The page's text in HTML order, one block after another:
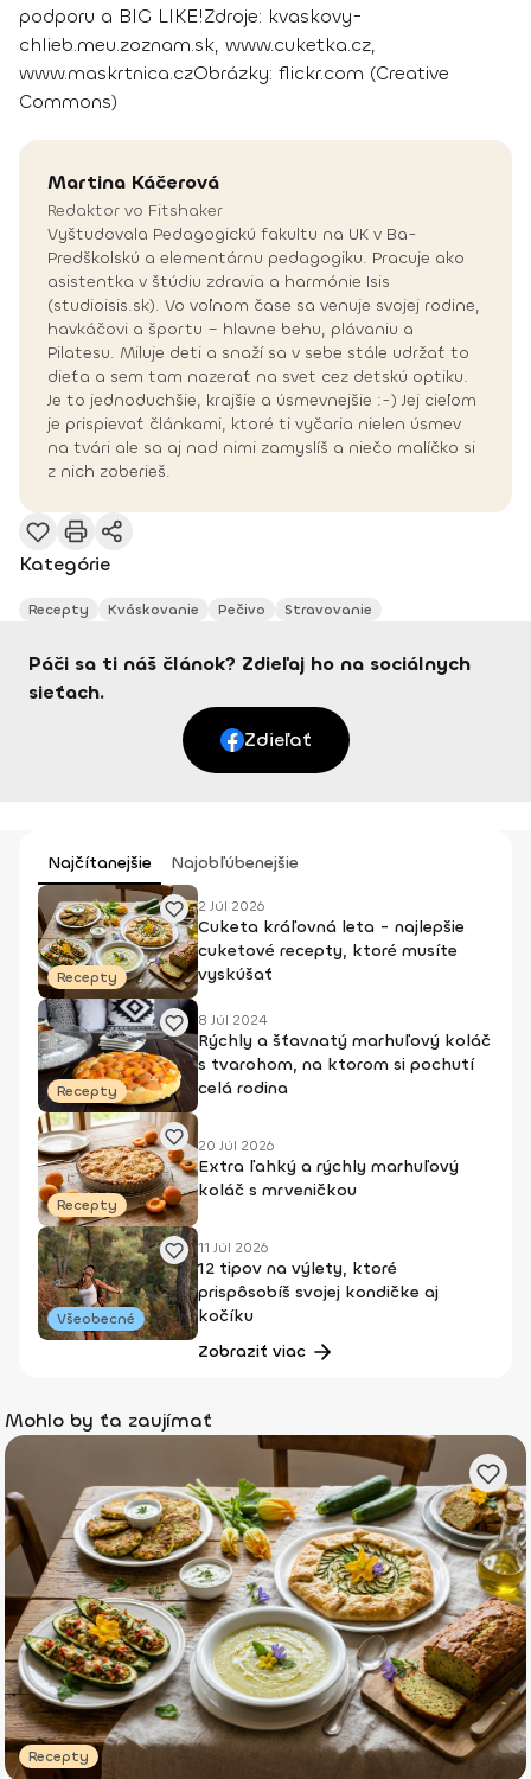
podporu a BIG LIKE!Zdroje: kvaskovy-
chlieb.meu.zoznam.sk, www.cuketka.cz,
www.maskrtnica.czObrázky: flickr.com (Creative
Commons)
Martina Káčerová
Redaktor vo Fitshaker
Vyštudovala Pedagogickú fakultu na UK v Ba-
Predškolskú a elementárnu pedagogiku. Pracuje ako
asistentka v štúdiu zdravia a harmónie Isis
(studioisis.sk). Vo voľnom čase sa venuje svojej rodine,
havkáčovi a športu – hlavne behu, plávaniu a
Pilatesu. Miluje deti a snaží sa v sebe stále udržať to
dieťa a sem tam nazerať na svet cez detskú optiku.
Je to jednoduchšie, krajšie a úsmevnejšie :-) Jej cieľom
je prispievať článkami, ktoré ti vyčaria nielen úsmev
na tvári ale sa aj nad nimi zamyslíš a niečo malíčko si
z nich zoberieš.
Kategórie
Recepty Kváskovanie Pečivo Stravovanie
Páči sa ti náš článok? Zdieľaj ho na sociálnych
sieťach.
Zdieľať
Najčítanejšie Najobľúbenejšie
Recepty
2 Júl 2026
Cuketa kráľovná leta - najlepšie
cuketové recepty, ktoré musíte
vyskúšať
Recepty
8 Júl 2024
Rýchly a šťavnatý marhuľový koláč
s tvarohom, na ktorom si pochutí
celá rodina
Recepty
20 Júl 2026
Extra ľahký a rýchly marhuľový
koláč s mrveničkou
Všeobecné
11 Júl 2026
12 tipov na výlety, ktoré
prispôsobíš svojej kondičke aj
kočíku
Zobraziť viac
Mohlo by ťa zaujímať
Recepty